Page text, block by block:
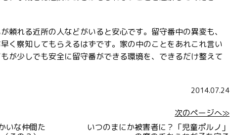
頼れる近所の人などがいると安心です。留守番中の異変も、
く察知してもらえるはずです。家の中のことをあれこれ言い
が少しでも安全に留守番ができる環境を、できるだけ整えて
2014.07.24
次のページへ≫
いな仲間た
いつのまにか被害者に？「児童ポルノ」